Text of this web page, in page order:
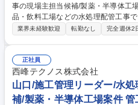
事の現場主担当候補/製薬・半導体工場案件 仕事の内容 製薬・
品・飲料工場などの水処理配管工事
工程・品質・安全管理や協力会社への
資材・人員・作業段取りの確認 ■現場
告・相談 ■マネージャー・現場責任者と連携し
施工管理リーダー/水処理配管工事の
件
業界未経験歓迎 転勤なし 完全週休2
正社員
西峰テクノス株式会社
山口/施工管理リーダー/水
補/製薬・半導体工場案件 管